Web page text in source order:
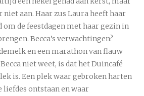
aan. Haar zus Laura heeft haar
de feestdagen met haar gezin in
Becca’s verwachtingen?
en een marathon van flauw
niet weet, is dat het Duincafé
is. Een plek waar gebroken harten
liefdes ontstaan en waar